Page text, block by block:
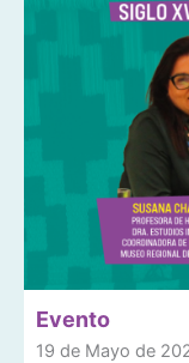
Evento
19 de Mayo de